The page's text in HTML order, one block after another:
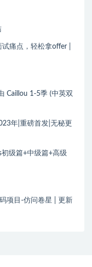
痛点，轻松拿offer |
Caillou 1-5季 (中英双
年|重磅首发|无秘更
级篇+中级篇+高级
项目-仿问卷星 | 更新